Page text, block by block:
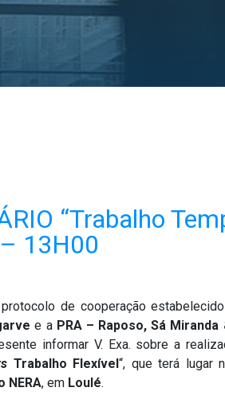
“Trabalho
13H00
de cooperação
e a PRA – Raposo, Sá
informar V. Exa. sobre a
Trabalho Flexível“, que terá lugar
NERA, em Loulé.